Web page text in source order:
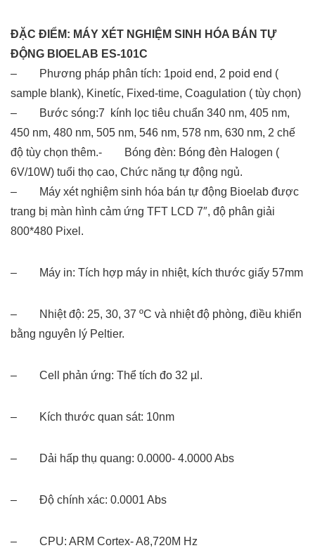
ĐẶC ĐIỂM: MÁY XÉT NGHIỆM SINH HÓA BÁN TỰ
ĐỘNG BIOELAB ES-101C
– Phương pháp phân tích: 1poid end, 2 poid end (
sample blank), Kinetíc, Fixed-time, Coagulation ( tùy chọn)
– Bước sóng:7 kính lọc tiêu chuẩn 340 nm, 405 nm,
450 nm, 480 nm, 505 nm, 546 nm, 578 nm, 630 nm, 2 chế
độ tùy chọn thêm.- Bóng đèn: Bóng đèn Halogen (
6V/10W) tuổi thọ cao, Chức năng tự động ngủ.
– Máy xét nghiệm sinh hóa bán tự động Bioelab được
trang bị màn hình cảm ứng TFT LCD 7″, độ phân giải
800*480 Pixel.
– Máy in: Tích hợp máy in nhiệt, kích thước giấy 57mm
– Nhiệt độ: 25, 30, 37 ºC và nhiệt độ phòng, điều khiển
bằng nguyên lý Peltier.
– Cell phản ứng: Thể tích đo 32 µl.
– Kích thước quan sát: 10nm
– Dải hấp thụ quang: 0.0000- 4.0000 Abs
– Độ chính xác: 0.0001 Abs
– CPU: ARM Cortex- A8,720M Hz